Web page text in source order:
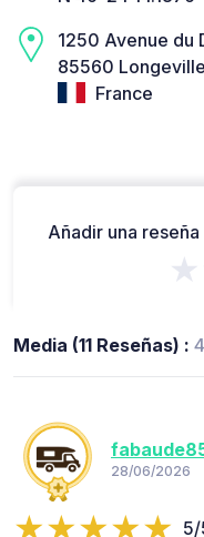
1250 Avenue du
85560
France
Añadir una
Media (11 Reseñas) :
28/06/2026
5/